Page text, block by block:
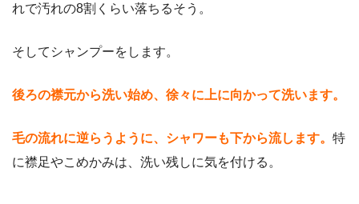
れで汚れの8割くらい落ちるそう。
そしてシャンプーをします。
後ろの襟元から洗い始め、徐々に上に向かって洗います。
毛の流れに逆らうように、シャワーも下から流します。 特
に襟足やこめかみは、洗い残しに気を付ける。